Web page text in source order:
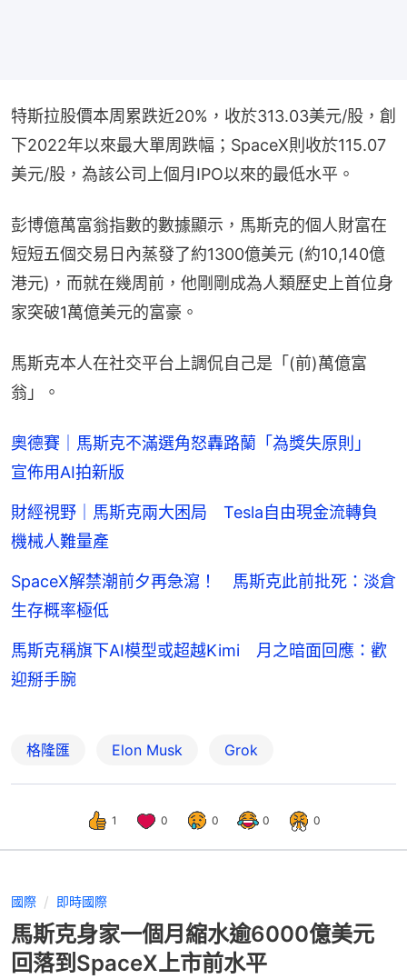
特斯拉股價本周累跌近20%，收於313.03美元/股，創
下2022年以來最大單周跌幅；SpaceX則收於115.07
美元/股，為該公司上個月IPO以來的最低水平。
彭博億萬富翁指數的數據顯示，馬斯克的個人財富在
短短五個交易日內蒸發了約1300億美元 (約10,140億
港元)，而就在幾周前，他剛剛成為人類歷史上首位身
家突破1萬億美元的富豪。
馬斯克本人在社交平台上調侃自己是「(前)萬億富
翁」。
奧德賽｜馬斯克不滿選角怒轟路蘭「為獎失原則」
宣佈用AI拍新版
財經視野｜馬斯克兩大困局 Tesla自由現金流轉負
機械人難量產
SpaceX解禁潮前夕再急瀉！ 馬斯克此前批死：淡倉
生存概率極低
馬斯克稱旗下AI模型或超越Kimi 月之暗面回應：歡
迎掰手腕
格隆匯 Elon Musk Grok
1 0 0 0 0
國際 即時國際
馬斯克身家一個月縮水逾6000億美元
回落到SpaceX上市前水平